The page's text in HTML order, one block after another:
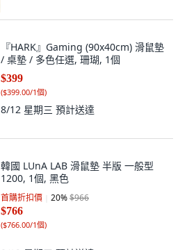
『HARK』Gaming (90x40cm) 滑鼠墊
/ 桌墊 / 多色任選, 珊瑚, 1個
$399
($399.00/1個)
8/12 星期三 預計送達
韓國 LUnA LAB 滑鼠墊 半版 一般型
1200, 1個, 黑色
首購折扣價 20%$966
$766
($766.00/1個)